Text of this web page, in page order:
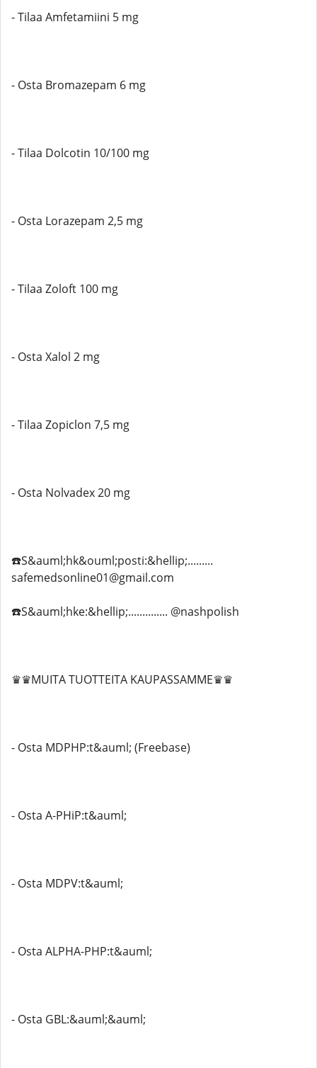
- Tilaa Amfetamiini 5 mg
- Osta Bromazepam 6 mg
- Tilaa Dolcotin 10/100 mg
- Osta Lorazepam 2,5 mg
- Tilaa Zoloft 100 mg
- Osta Xalol 2 mg
- Tilaa Zopiclon 7,5 mg
- Osta Nolvadex 20 mg
☎️S&auml;hk&ouml;posti:&hellip;.........
safemedsonline01@gmail.com
☎️S&auml;hke:&hellip;.............. @nashpolish
♛♛MUITA TUOTTEITA KAUPASSAMME♛♛
- Osta MDPHP:t&auml; (Freebase)
- Osta A-PHiP:t&auml;
- Osta MDPV:t&auml;
- Osta ALPHA-PHP:t&auml;
- Osta GBL:&auml;&auml;